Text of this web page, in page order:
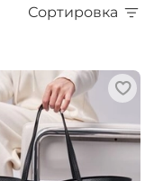
Сортировка